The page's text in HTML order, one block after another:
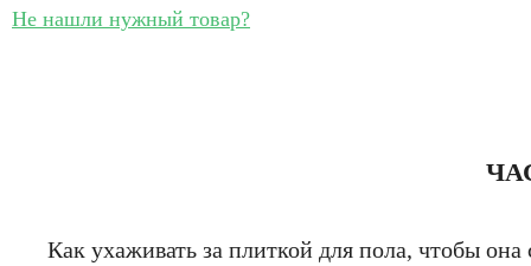
Не нашли нужный товар?
Как ухаживать за плиткой для пола, чтобы